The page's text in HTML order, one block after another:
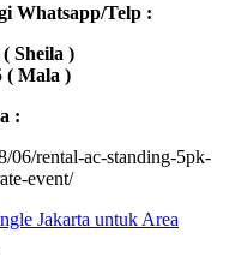
Whatsapp/Telp :
Sheila )
( Mala )
:
06/rental-ac-standing-5pk-
event/
Jakarta untuk Area